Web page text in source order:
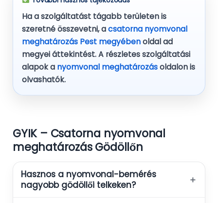
Ha a szolgáltatást tágabb területen is
szeretné összevetni, acsatorna nyomvonal
meghatározás Pest megyébenoldal ad
megyei áttekintést. A részletes szolgáltatási
alapok a nyomvonal meghatározásoldalon is
olvashatók.
GYIK – Csatorna nyomvonal
meghatározás Gödöllőn
Hasznos a nyomvonal-bemérés
nagyobb gödöllői telkeken?
＋